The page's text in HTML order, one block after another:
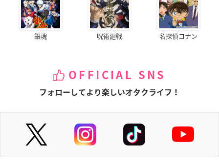
銀魂 呪術廻戦 名探偵コナン
OFFICIAL SNS
フォローしてより楽しいオタクライフ！